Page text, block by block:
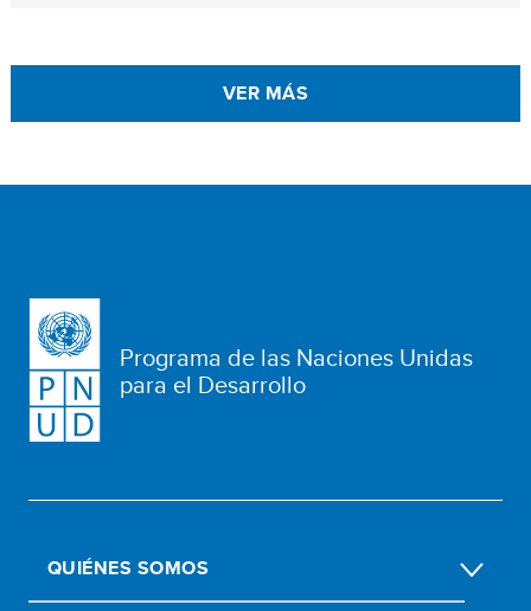
VER MÁS
Programa de las Naciones Unidas
para el Desarrollo
QUIÉNES SOMOS